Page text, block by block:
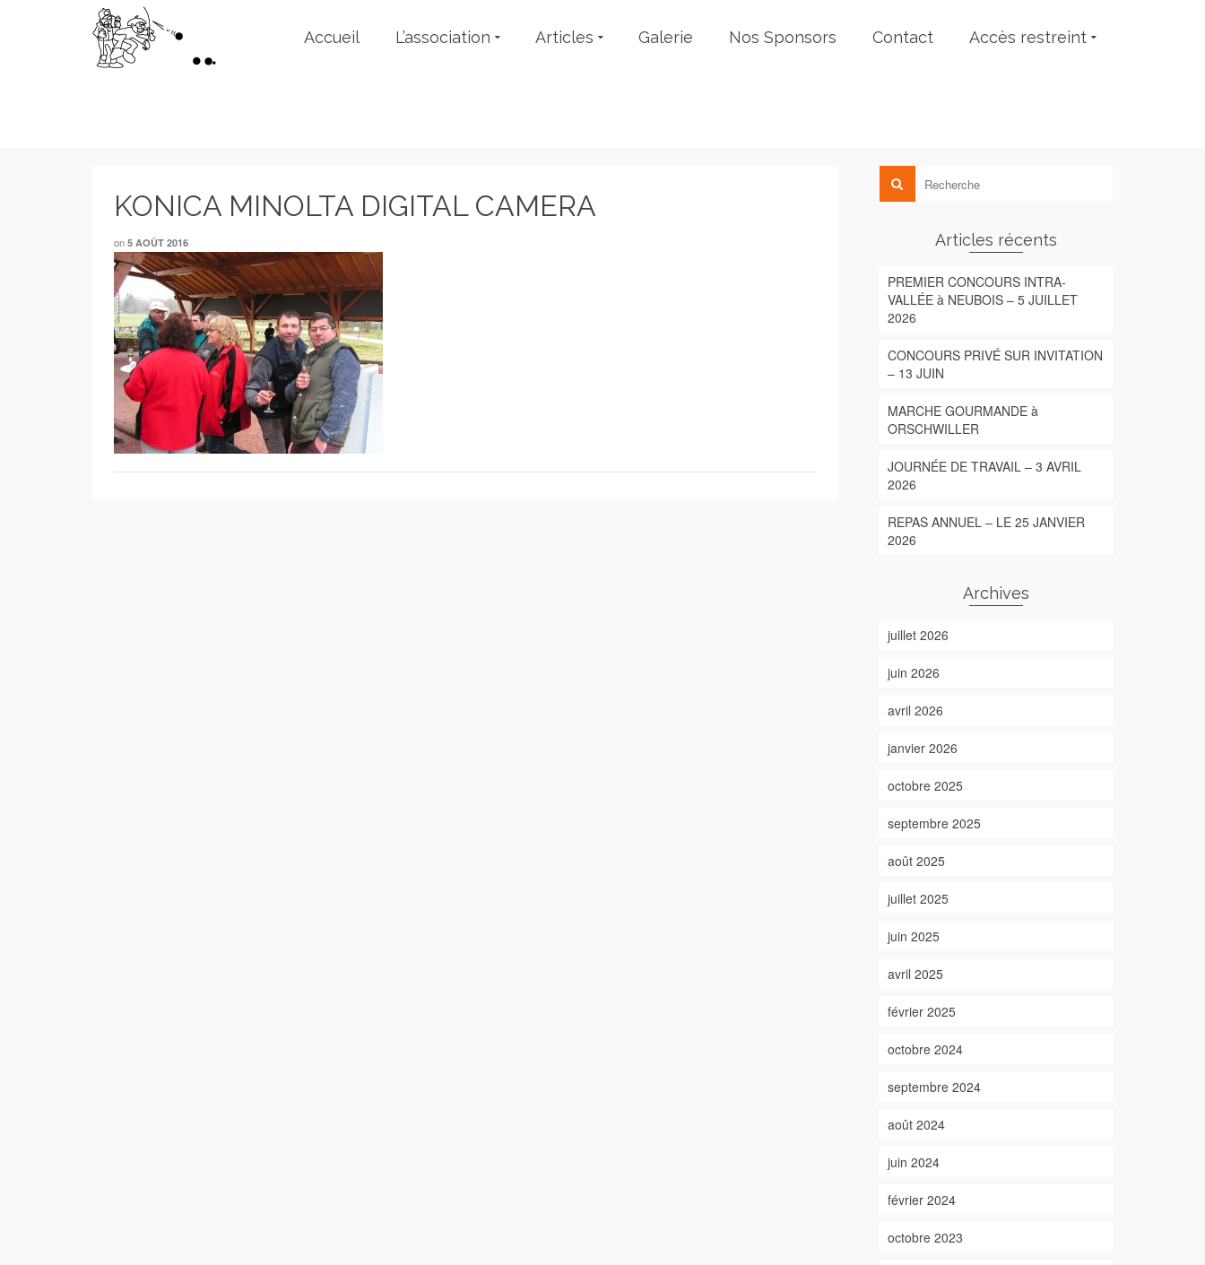
Accueil L’association Articles Galerie Nos Sponsors Contact Accès restreint
KONICA MINOLTA DIGITAL CAMERA
on 5 AOÛT 2016 Articles récents
PREMIER CONCOURS INTRA-
VALLÉE à NEUBOIS – 5 JUILLET
2026
CONCOURS PRIVÉ SUR INVITATION
– 13 JUIN
MARCHE GOURMANDE à
ORSCHWILLER
JOURNÉE DE TRAVAIL – 3 AVRIL
2026
REPAS ANNUEL – LE 25 JANVIER
2026
Archives
juillet 2026
juin 2026
avril 2026
janvier 2026
octobre 2025
septembre 2025
août 2025
juillet 2025
juin 2025
avril 2025
février 2025
octobre 2024
septembre 2024
août 2024
juin 2024
février 2024
octobre 2023